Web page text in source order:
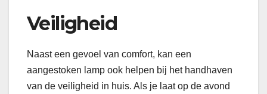
Veiligheid
Naast een gevoel van comfort, kan een
aangestoken lamp ook helpen bij het handhaven
van de veiligheid in huis. Als je laat op de avond